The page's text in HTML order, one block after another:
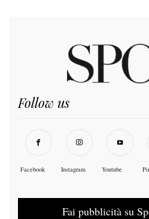
Follow us
Facebook Instagram Youtube
Fai pubblicità su